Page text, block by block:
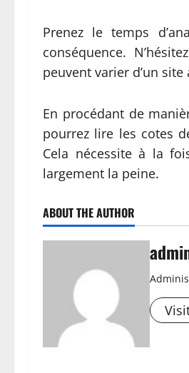
Prenez le temps
conséquence.
peuvent varier d’un site
En procédant de
pourrez lire les cotes
Cela nécessite à la
largement la peine.
ABOUT THE AUTHOR